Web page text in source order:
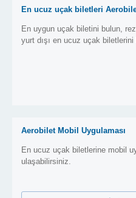
En ucuz uçak biletleri
En uygun uçak biletini bulun,
yurt dışı en ucuz uçak
Aerobilet Mobil Uygulaması
En ucuz uçak biletlerine mobil
ulaşabilirsiniz.